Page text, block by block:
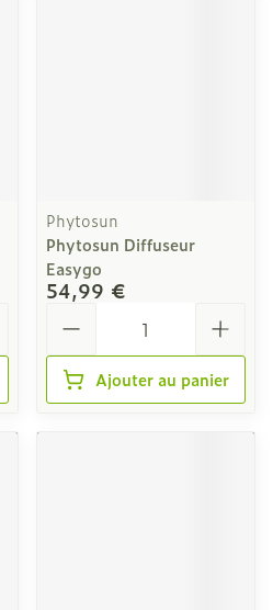
Phytosun
Phytosun Diffuseur
Easygo
54,99 €
Ajouter au panier